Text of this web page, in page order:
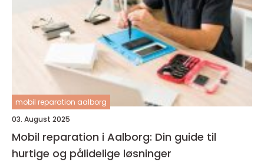
mobil reparation aalborg
03. August 2025
Mobil reparation i Aalborg: Din guide til
hurtige og pålidelige løsninger